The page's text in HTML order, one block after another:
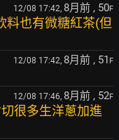
12/08 17:42, 8月前 , 50F
料也有微糖紅茶(但
12/08 17:42, 8月前 , 51 F
12/08 17:46, 8月前 , 52F
很多生洋蔥加進